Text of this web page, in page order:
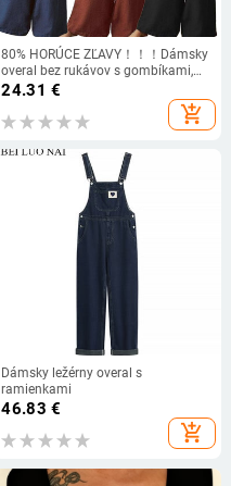
80% HORÚCE ZĽAVY！！！Dámsky
overal bez rukávov s gombíkami,
vreckami a širokými nohavicami,
pracovný overal s náprsníkom
24.31 €
add_shopping_cart
Dámsky ležérny overal s
ramienkami
46.83 €
add_shopping_cart